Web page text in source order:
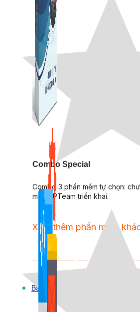
Kiếm Tiền MMO
1,422 bài viết
Combo Special
Combo 3 phần mềm tự chọn:
mà ATPTeam triển khai.
Xem thêm phần mềm
Xem thêm phần mềm khác
Bảng Giá